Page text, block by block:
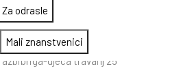
Za odrasle
Mali znanstvenici